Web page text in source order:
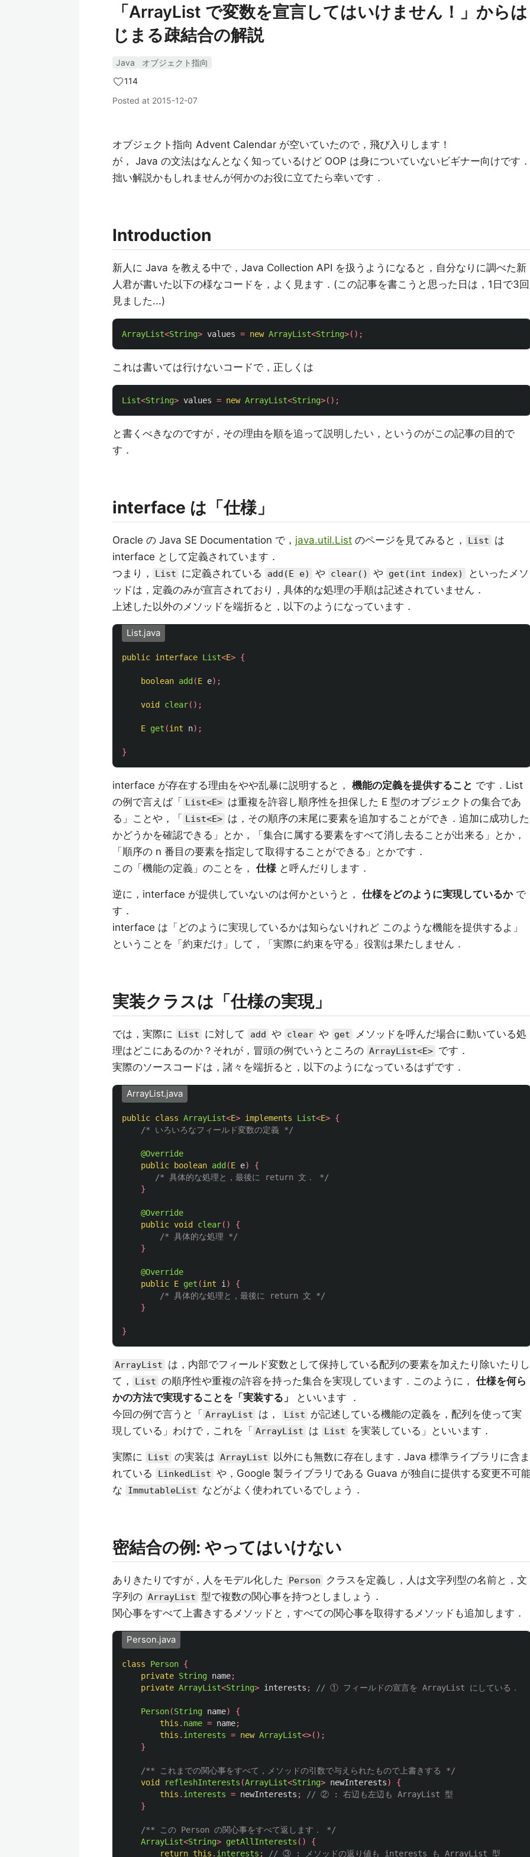
「ArrayList で変数を宣言してはいけません！」からは
じまる疎結合の解説
Java
オブジェクト指向
114
Posted at 2015-12-07
オブジェクト指向 Advent Calendar が空いていたので，飛び入りします！
が， Java の文法はなんとなく知っているけど OOP は身についていないビギナー向けです．
拙い解説かもしれませんが何かのお役に立てたら幸いです．
Introduction
新人に Java を教える中で，Java Collection API を扱うようになると，自分なりに調べた新
人君が書いた以下の様なコードを，よく見ます．(この記事を書こうと思った日は，1日で3回
見ました...)
ArrayList<String> values = new ArrayList<String>();
これは書いては行けないコードで，正しくは
List<String> values = new ArrayList<String>();
と書くべきなのですが，その理由を順を追って説明したい，というのがこの記事の目的で
す．
interface は「仕様」
Oracle の Java SE Documentation で， java.util.List のページを見てみると， List
は
interface として定義されています．
つまり，
List に定義されている add(E e) や clear() や get(int index)
といったメソ
ッドは，定義のみが宣言されており，具体的な処理の手順は記述されていません．
上述した以外のメソッドを端折ると，以下のようになっています．
List.java
public interface List<E> {
boolean add (E e);
void clear();
E get (int n);
}
interface が存在する理由をやや乱暴に説明すると， 機能の定義を提供すること です．List
の例で言えば「
List<E> は重複を許容し順序性を担保した E 型のオブジェクトの集合であ
る」ことや，「
List<E> は，その順序の末尾に要素を追加することができ．追加に成功した
かどうかを確認できる」とか，「集合に属する要素をすべて消し去ることが出来る」とか，
「順序の n 番目の要素を指定して取得することができる」とかです．
この「機能の定義」のことを， 仕様と呼んだりします．
逆に，interface が提供していないのは何かというと， 仕様をどのように実現しているかで
す．
interface は「どのように実現しているかは知らないけれど このような機能を提供するよ」
ということを「約束だけ」して，「実際に約束を守る」役割は果たしません．
実装クラスは「仕様の実現」
では，実際に List に対して add や clear や get
メソッドを呼んだ場合に動いている処
理はどこにあるのか？それが，冒頭の例でいうところの ArrayList<E> です．
実際のソースコードは，諸々を端折ると，以下のようになっているはずです．
ArrayList.java
public class ArrayList<E> implements List<E> {
/* いろいろなフィールド変数の定義 */
@Override
public
boolean add (E e)
{
/* 具体的な処理と，最後に return 文． */
}
@Override
public void clear()
{
/* 具体的な処理 */
}
@Override
public E get (int i )
{
/* 具体的な処理と，最後に return 文 */
}
}
ArrayList
は，内部でフィールド変数として保持している配列の要素を加えたり除いたりし
て，
List の順序性や重複の許容を持った集合を実現しています．このように， 仕様を何ら
かの方法で実現することを「実装する」
といいます ．
今回の例で言うと「 ArrayList は， List
が記述している機能の定義を，配列を使って実
現している」わけで，これを「 ArrayList は List を実装している」といいます．
実際に List の実装は ArrayList
以外にも無数に存在します．Java 標準ライブラリに含ま
れている
LinkedList や，Google 製ライブラリである Guava が独自に提供する変更不可
な
ImmutableList などがよく使われているでしょう．
密結合の例: やってはいけない
ありきたりですが，人をモデル化した Person
クラスを定義し，人は文字列型の名前と，文
字列の ArrayList 型で複数の関心事を持つとしましょう．
関心事をすべて上書きするメソッドと，すべての関心事を取得するメソッドも追加します．
Person.java
class Person {
private String name;
private ArrayList<String> interests ; // ① フィールドの宣言を ArrayList にしている．
Person(String name)
{
this . name = name;
this . interests = new ArrayList<>();
}
/** これまでの関心事をすべて，メソッドの引数で与えられたもので上書きする */
void
refleshInterests (ArrayList<String> newInterests)
{
this . interests = newInterests ;
// ② : 右辺も左辺も ArrayList 型
}
/** この Person の関心事をすべて返します． */
ArrayList<String> getAllInterests ()
{
return this . interests ; // ③ : メソッドの返り値も interests も ArrayList 型